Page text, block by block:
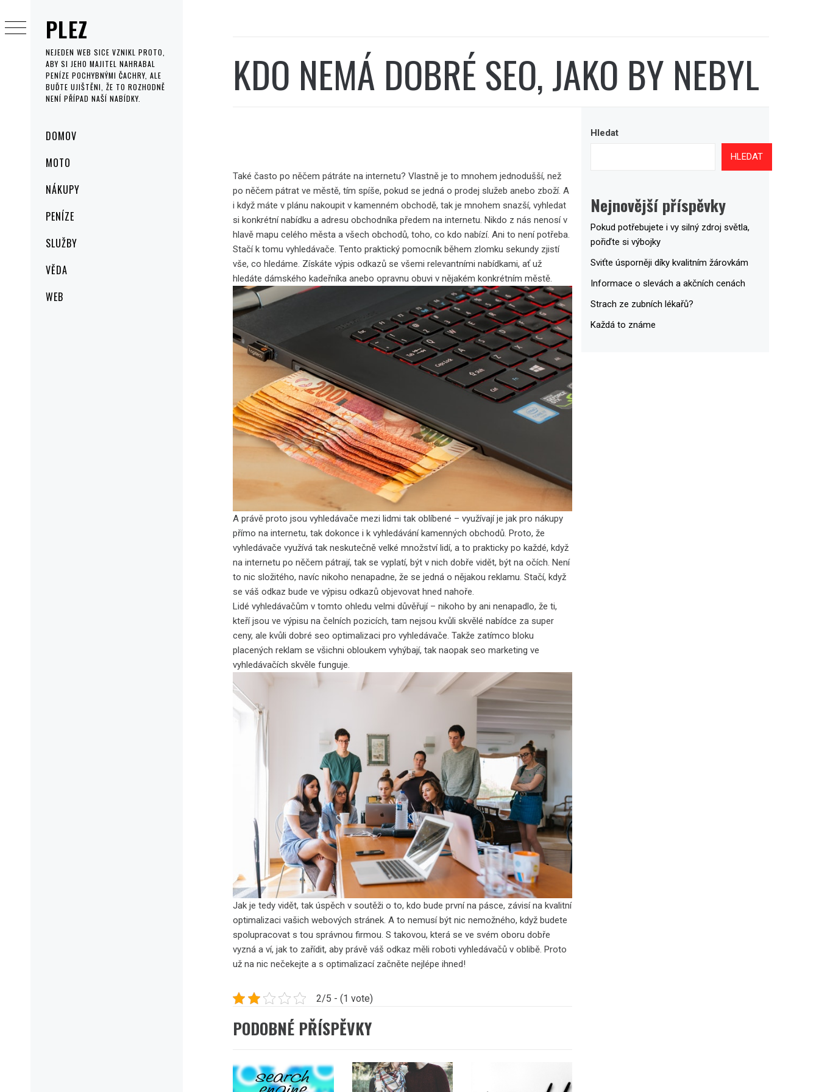
PLEZ
NEJEDEN WEB SICE VZNIKL PROTO,
ABY SI JEHO MAJITEL NAHRABAL
PENÍZE POCHYBNÝMI ČACHRY, ALE
BUĎTE UJIŠTĚNI, ŽE TO ROZHODNĚ
NENÍ PŘÍPAD NAŠÍ NABÍDKY.
MenuDOMOV
MOTO
NÁKUPY
PENÍZE
SLUŽBY
VĚDA
WEB
to
content
KDO NEMÁ DOBRÉ SEO, JAKO BY NEBYL
Také často po něčem pátráte na internetu? Vlastně je to mnohem jednodušší, než
po něčem pátrat ve městě, tím spíše, pokud se jedná o prodej služeb anebo zboží. A
i když máte v plánu nakoupit v kamenném obchodě, tak je mnohem snazší, vyhledat
si konkrétní nabídku a adresu obchodníka předem na internetu. Nikdo z nás nenosí v
hlavě mapu celého města a všech obchodů, toho, co kdo nabízí. Ani to není potřeba.
Stačí k tomu vyhledávače. Tento praktický pomocník během zlomku sekundy zjistí
vše, co hledáme. Získáte výpis odkazů se všemi relevantními nabídkami, ať už
hledáte dámského kadeřníka anebo opravnu obuvi v nějakém konkrétním městě.
A právě proto jsou vyhledávače mezi lidmi tak oblíbené – využívají je jak pro nákupy
přímo na internetu, tak dokonce i k vyhledávání kamenných obchodů. Proto, že
vyhledávače využívá tak neskutečně velké množství lidí, a to prakticky po každé, když
na internetu po něčem pátrají, tak se vyplatí, být v nich dobře vidět, být na očích. Není
to nic složitého, navíc nikoho nenapadne, že se jedná o nějakou reklamu. Stačí, když
se váš odkaz bude ve výpisu odkazů objevovat hned nahoře.
Lidé vyhledávačům v tomto ohledu velmi důvěřují – nikoho by ani nenapadlo, že ti,
kteří jsou ve výpisu na čelních pozicích, tam nejsou kvůli skvělé nabídce za super
ceny, ale kvůli dobré seo optimalizaci pro vyhledávače. Takže zatímco bloku
placených reklam se všichni obloukem vyhýbají, tak naopak seo marketingve
vyhledávačích skvěle funguje.
Jak je tedy vidět, tak úspěch v soutěži o to, kdo bude první na pásce, závisí na kvalitní
optimalizaci vašich webových stránek. A to nemusí být nic nemožného, když budete
spolupracovat s tou správnou firmou. S takovou, která se ve svém oboru dobře
vyzná a ví, jak to zařídit, aby právě váš odkaz měli roboti vyhledávačů v oblibě. Proto
už na nic nečekejte a s optimalizací začněte nejlépe ihned!
2/5 - (1 vote)
PODOBNÉ PŘÍSPĚVKY
Hledat
HLEDAT
Nejnovější příspěvky
Pokud potřebujete i vy silný zdroj světla,
pořiďte si výbojky
Sviťte úsporněji díky kvalitním žárovkám
Informace o slevách a akčních cenách
Strach ze zubních lékařů?
Každá to známe